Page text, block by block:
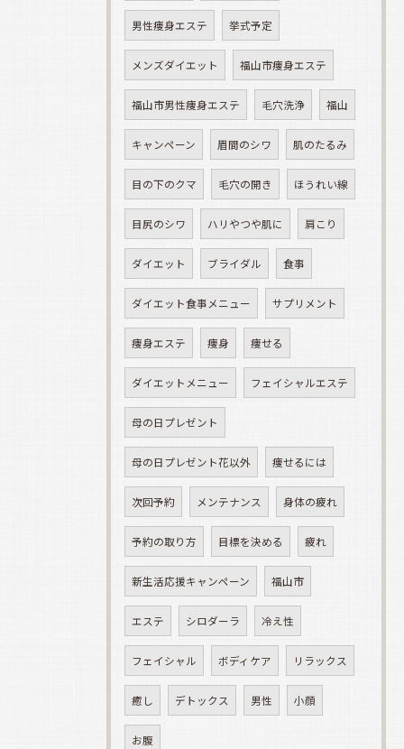
男性痩身エステ 挙式予定
メンズダイエット 福山市痩身エステ
福山市男性痩身エステ 毛穴洗浄 福山
キャンペーン 眉間のシワ 肌のたるみ
目の下のクマ 毛穴の開き ほうれい線
目尻のシワ ハリやつや肌に 肩こり
ダイエット ブライダル 食事
ダイエット食事メニュー サプリメント
痩身エステ 痩身 痩せる
ダイエットメニュー フェイシャルエステ
母の日プレゼント
母の日プレゼント花以外 痩せるには
次回予約 メンテナンス 身体の疲れ
予約の取り方 目標を決める 疲れ
新生活応援キャンペーン 福山市
エステ シロダーラ 冷え性
フェイシャル ボディケア リラックス
癒し デトックス 男性 小顔
お腹